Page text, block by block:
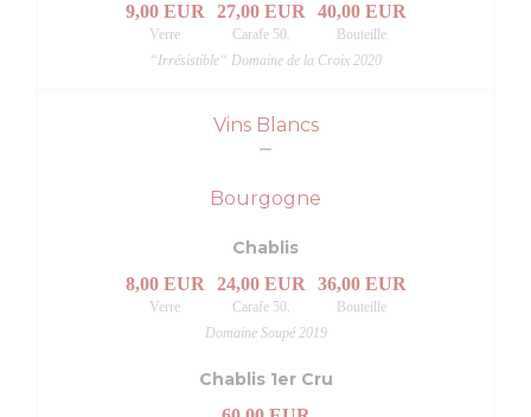
9,00 EUR
Verre
27,00 EUR
Carafe 50.
40,00 EUR
Bouteille
“Irrésistible“ Domaine de la Croix 2020
Vins Blancs
Bourgogne
Chablis
8,00 EUR
Verre
24,00 EUR
Carafe 50.
36,00 EUR
Bouteille
Domaine Soupé 2019
Chablis 1er Cru